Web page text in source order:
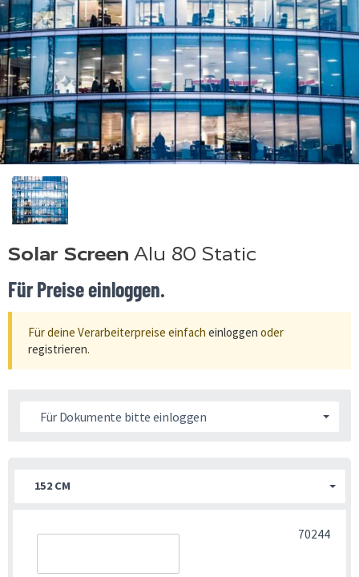
Solar Screen Alu 80 Static
Für Preise einloggen.
Für deine Verarbeiterpreise einfach einloggen oder
registrieren.
Für Dokumente bitte einloggen
152 CM
70244